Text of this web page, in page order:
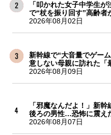
「叩かれた女子中学生
で“杖を振り回す”高齢者
2026年08月02日
新幹線で“大音量でゲー
意しない母親に訪れた「
2026年08月09日
「邪魔なんだよ！」新
後ろの男性…恐怖に震え
2026年08月07日